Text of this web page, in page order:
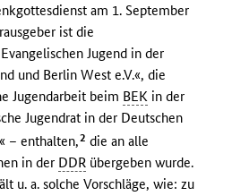
am 1. September
ist die
Jugend in der
und Berlin West e.V.«, die
Jugendarbeit beim BEK in der
Jugendrat in der Deutschen
– enthalten,2 die an alle
in der DDR übergeben wurde.
u. a. solche Vorschläge, wie: zu